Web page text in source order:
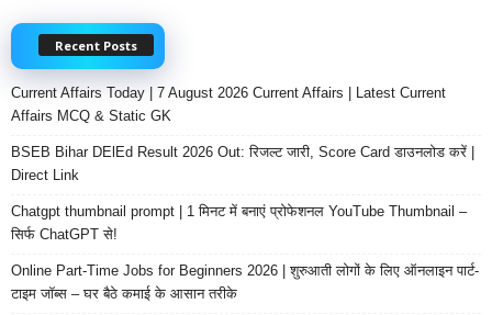
Recent Posts
Current Affairs Today | 7 August 2026 Current Affairs | Latest Current
Affairs MCQ & Static GK
BSEB Bihar DElEd Result 2026 Out: रिजल्ट जारी, Score Card डाउनलोड करें |
Direct Link
Chatgpt thumbnail prompt | 1 मिनट में बनाएं प्रोफेशनल YouTube Thumbnail –
सिर्फ ChatGPT से!
Online Part-Time Jobs for Beginners 2026 | शुरुआती लोगों के लिए ऑनलाइन पार्ट-
टाइम जॉब्स – घर बैठे कमाई के आसान तरीके